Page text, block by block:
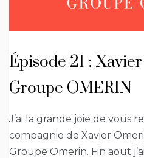
Épisode 21 :
Groupe OMERIN
J’ai la grande joie de vous
compagnie de Xavier
Groupe Omerin. Fin aout